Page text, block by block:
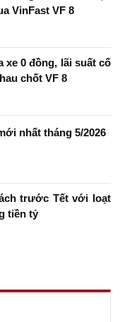
VinFast VF 8
xe 0 đồng, lãi suất cố
chốt VF 8
nhất tháng 5/2026
trước Tết với loạt
tiền tỷ